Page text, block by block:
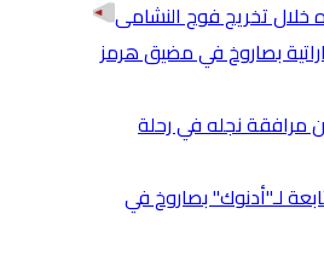
خلال تخريج فوج النشامى
بصاروخ في مضيق هرمز
مرافقة نجله في رحلة
لـ"أدنوك" بصاروخ في